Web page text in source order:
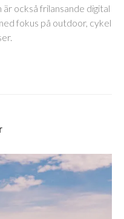
också frilansande digital
fokus på outdoor, cykel